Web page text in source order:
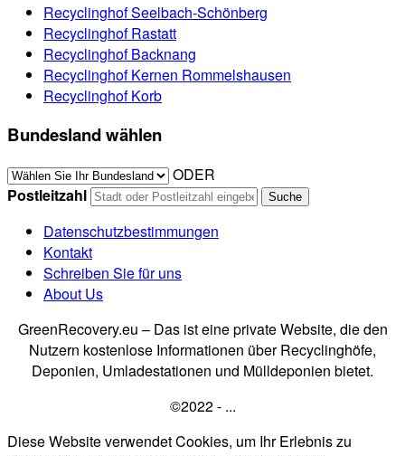
Recyclinghof Seelbach-Schönberg
Recyclinghof Rastatt
Recyclinghof Backnang
Recyclinghof Kernen Rommelshausen
Recyclinghof Korb
Bundesland wählen
ODER
Postleitzahl
Datenschutzbestimmungen
Kontakt
Schreiben Sie für uns
About Us
GreenRecovery.eu – Das ist eine private Website, die den
Nutzern kostenlose Informationen über Recyclinghöfe,
Deponien, Umladestationen und Mülldeponien bietet.
©2022 - ...
Diese Website verwendet Cookies, um Ihr Erlebnis zu